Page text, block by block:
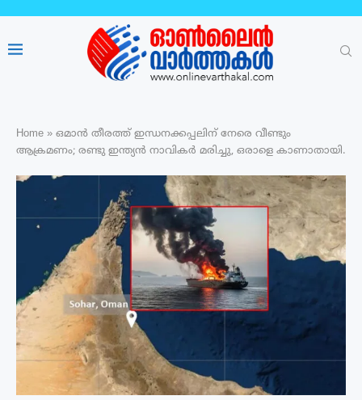
Home » ഒമാൻ തീരത്ത് ഇന്ധനക്കപ്പലിന് നേരെ വീണ്ടും
ആക്രമണം; രണ്ടു ഇന്ത്യൻ നാവികർ മരിച്ചു, ഒരാളെ കാണാതായി.